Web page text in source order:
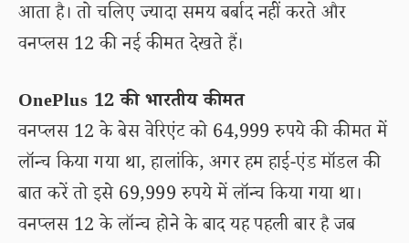
आता है। तो चलिए ज्यादा समय बर्बाद नहीं करते और
वनप्लस 12 की नई कीमत देखते हैं।
OnePlus 12 की भारतीय कीमत
वनप्लस 12 के बेस वेरिएंट को 64,999 रुपये की कीमत में
लॉन्च किया गया था, हालांकि, अगर हम हाई-एंड मॉडल की
बात करें तो इसे 69,999 रुपये में लॉन्च किया गया था।
वनप्लस 12 के लॉन्च होने के बाद यह पहली बार है जब